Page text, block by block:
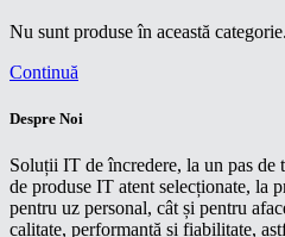
Nu sunt produse în această categorie.
Continuă
Despre Noi
Soluții IT de încredere, la un pas de
de produse IT atent selecționate, la
pentru uz personal, cât și pentru
calitate, performanță și fiabilitate,